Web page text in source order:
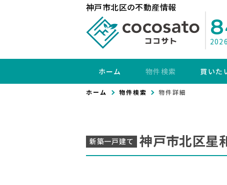
神戸市北区の不動産情報
ホーム 物件検索 買いた
ホーム 物件検索 物件詳細
新築一戸建て 神戸市北区星